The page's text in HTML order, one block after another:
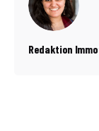
Redaktion